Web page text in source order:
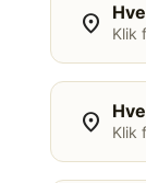
location_on Klik
location_on Klik